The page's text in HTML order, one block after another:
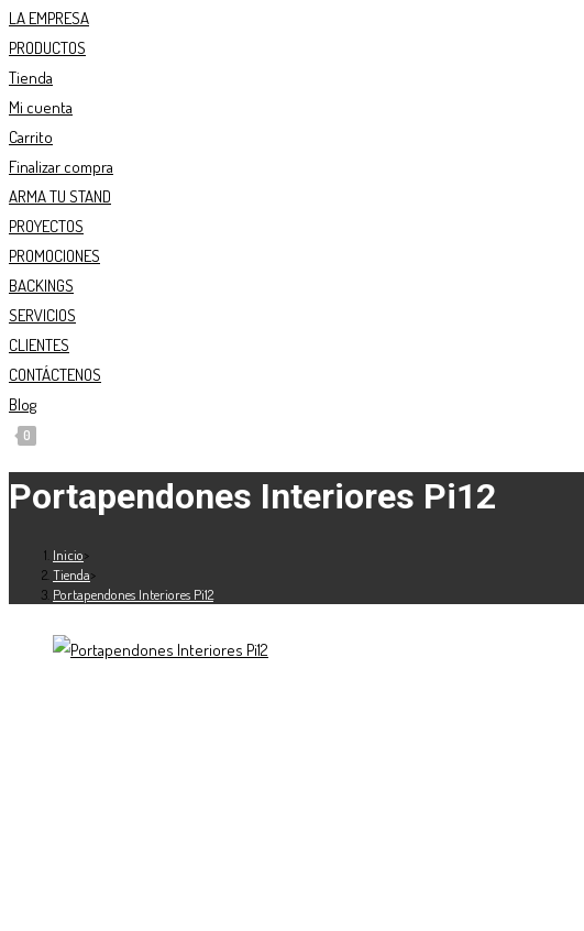
LA EMPRESA
PRODUCTOS
Tienda
Mi cuenta
Carrito
Finalizar compra
ARMA TU STAND
PROYECTOS
PROMOCIONES
BACKINGS
SERVICIOS
CLIENTES
CONTÁCTENOS
Blog
0
Portapendones Interiores Pi12
Inicio>
Tienda>
Portapendones Interiores Pi12